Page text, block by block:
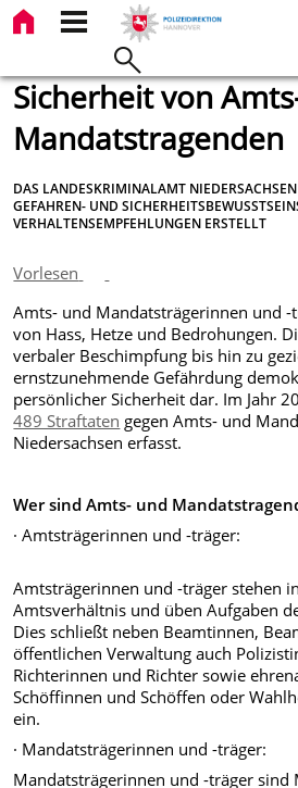
Sicherheit von
Mandatstragenden
DAS LANDESKRIMINALAMT
GEFAHREN- UND
VERHALTENSEMPFEHLUNGEN ERSTELLT
Vorlesen
Amts- und Mandatsträgerinnen und
von Hass, Hetze und Bedrohungen.
verbaler Beschimpfung bis hin zu
ernstzunehmende Gefährdung
persönlicher Sicherheit dar. Im Jahr
489 Straftaten gegen Amts- und
Niedersachsen erfasst.
Wer sind Amts- und
· Amtsträgerinnen und -träger:
Amtsträgerinnen und -träger stehen
Amtsverhältnis und üben Aufgaben
Dies schließt neben Beamtinnen,
öffentlichen Verwaltung auch
Richterinnen und Richter sowie
Schöffinnen und Schöffen oder
ein.
· Mandatsträgerinnen und -träger:
Mandatsträgerinnen und -träger sind